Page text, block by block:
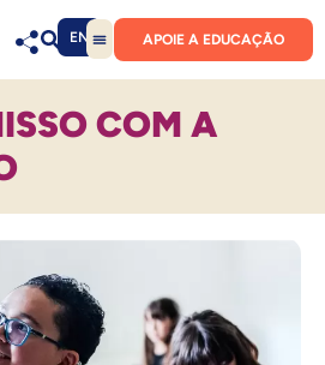
EN APOIE A EDUCAÇÃO
COM A